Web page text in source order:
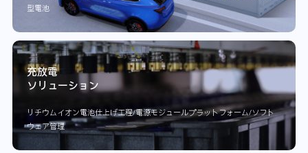
型電池
充放電
ソリューション
リチウムイオン電池仕上げ工程/電源モジュールプラットフォーム/ソフト
ウェア管理